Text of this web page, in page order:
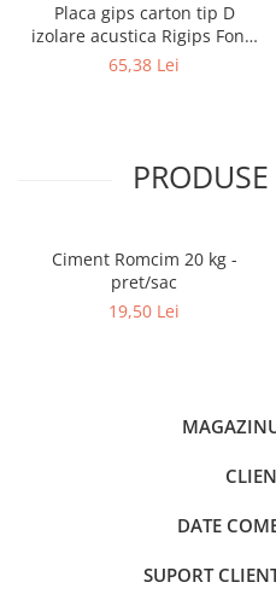
Placa gips carton tip D
izolare acustica Rigips Fonic
12.5 x 1200 x 2600 mm
65,38 Lei
Ciment Romcim 20 kg -
pret/sac
19,50 Lei
DATE
SUPORT